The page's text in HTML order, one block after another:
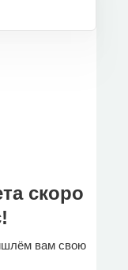
скоро
вам свою